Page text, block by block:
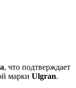
, что подтверждает
марки Ulgran.